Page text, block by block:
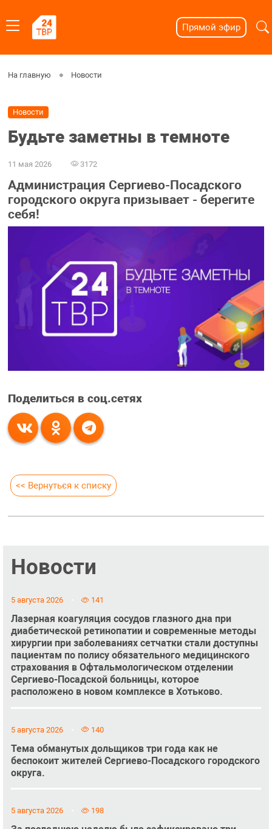
Прямой эфир
На главную Новости
Новости
Будьте заметны в темноте
11 мая 2026 3172
Администрация Сергиево-Посадского
городского округа призывает - берегите
себя!
Поделиться в соц.сетях
<< Вернуться к списку
Новости
5 августа 2026 141
Лазерная коагуляция сосудов глазного дна при
диабетической ретинопатии и современные методы
хирургии при заболеваниях сетчатки стали доступны
пациентам по полису обязательного медицинского
страхования в Офтальмологическом отделении
Сергиево-Посадской больницы, которое
расположено в новом комплексе в Хотьково.
5 августа 2026 140
Тема обманутых дольщиков три года как не
беспокоит жителей Сергиево-Посадского городского
округа.
5 августа 2026 198